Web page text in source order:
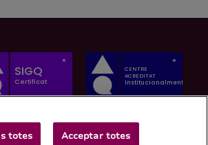
totes Acceptar totes